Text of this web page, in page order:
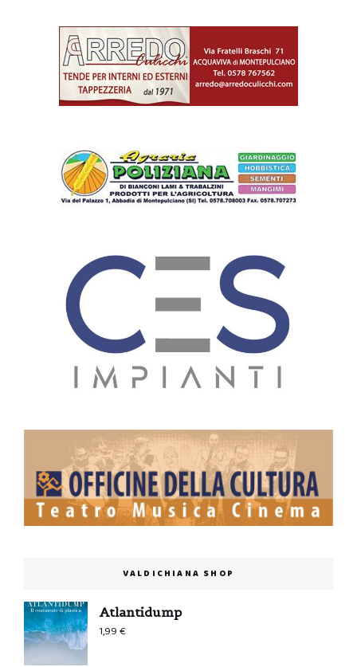
VALDICHIANA SHOP
Atlantidump
1,99€